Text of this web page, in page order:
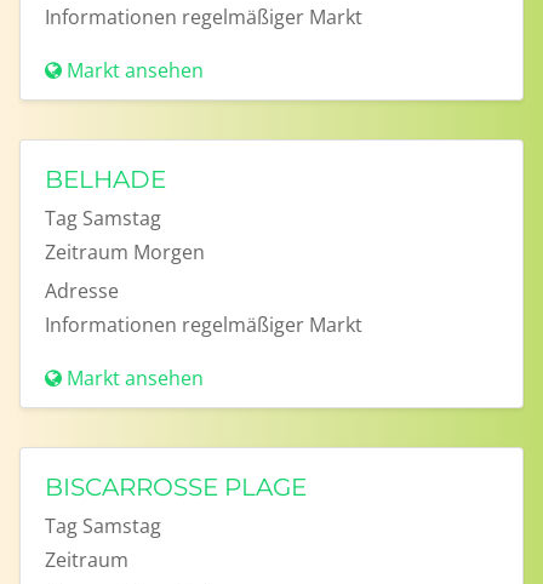
Informationen regelmäßiger Markt
Markt ansehen
BELHADE
Tag Samstag
Zeitraum Morgen
Adresse
Informationen regelmäßiger Markt
Markt ansehen
BISCARROSSE PLAGE
Tag Samstag
Zeitraum